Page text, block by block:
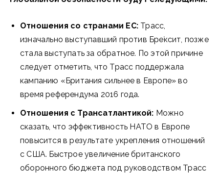
Отношения со странами ЕС: Трасс,
изначально выступавший против Бре́ксит, позже
стала выступать за обратное. По этой причине
следует отметить, что Трасс поддержала
кампанию «Британия сильнее в Европе» во
время референдума 2016 года.
Отношения с Трансатлантикой: Можно
сказать, что эффективность НАТО в Европе
повысится в результате укрепления отношений
с США. Быстрое увеличение британского
оборонного бюджета под руководством Трасс